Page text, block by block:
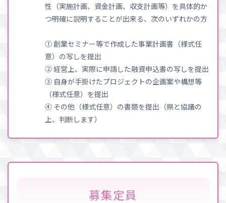
性（実施計画、資金計画、収支計画等）を具体的か
つ明確に説明することが出来る、次のいずれかの方
① 創業セミナー等で作成した事業計画書（様式任
意）の写しを提出
② 経営上、実際に申請した融資申込書の写しを提出
③ 自身が手掛けたプロジェクトの企画案や構想等
（様式任意）を提出
④ その他（様式任意）の書類を提出（県と協議の
上、判断します）
募集定員